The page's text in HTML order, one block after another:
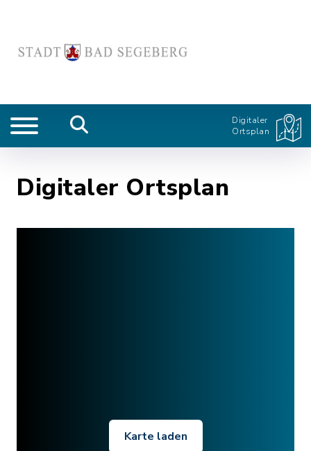
Digitaler
Ortsplan
Digitaler Ortsplan
Karte laden